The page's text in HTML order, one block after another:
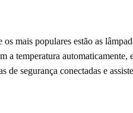
mais populares estão as
a temperatura automaticamente,
segurança conectadas e